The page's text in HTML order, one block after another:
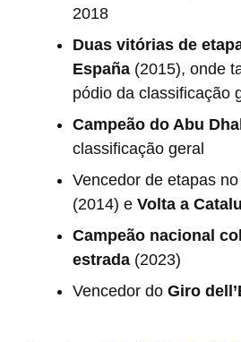
2018
Duas vitórias de
España (2015), onde
pódio da classificação
Campeão do Abu
classificação geral
Vencedor de etapas no
(2014) e Volta a
Campeão nacional
estrada (2023)
Vencedor do Giro